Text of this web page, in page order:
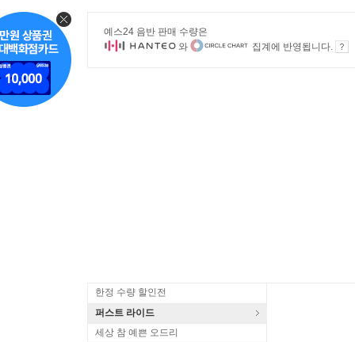
예스24 음반 판매 수량은
와
집계에 반영됩니다.
한정 수량 할인전
퍼스트 라이드
세상 참 예쁜 오드리